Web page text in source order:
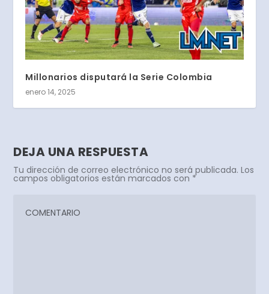
Millonarios disputará la Serie Colombia
enero 14, 2025
DEJA UNA RESPUESTA
Tu dirección de correo electrónico no será publicada. Los
campos obligatorios están marcados con *